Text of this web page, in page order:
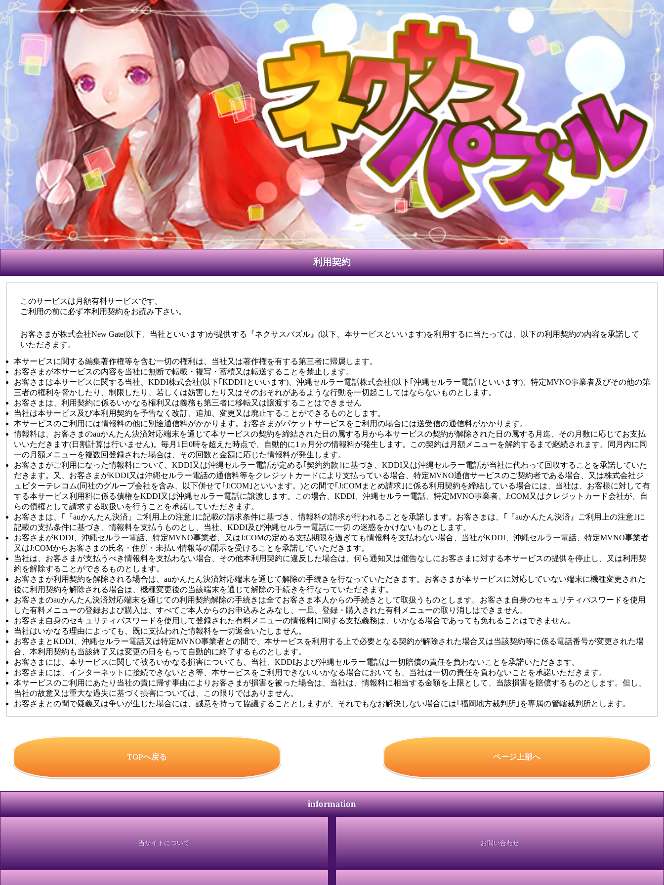
利用契約
このサービスは月額有料サービスです。
ご利用の前に必ず本利用契約をお読み下さい。
お客さまが株式会社New Gate(以下、当社といいます)が提供する『ネクサスパズル』(以下、本サービスといいます)を利用するに当たっては、以下の利用契約の内容を承諾して
いただきます。
本サービスに関する編集著作権等を含む一切の権利は、当社又は著作権を有する第三者に帰属します。
お客さまが本サービスの内容を当社に無断で転載・複写・蓄積又は転送することを禁止します。
お客さまは本サービスに関する当社、KDDI株式会社(以下｢KDDI｣といいます)、沖縄セルラー電話株式会社(以下｢沖縄セルラー電話｣といいます)、特定MVNO事業者及びその他の第
三者の権利を脅かしたり、制限したり、若しくは妨害したり又はそのおそれがあるような行動を一切起こしてはならないものとします。
お客さまは、利用契約に係るいかなる権利又は義務も第三者に移転又は譲渡することはできません
当社は本サービス及び本利用契約を予告なく改訂、追加、変更又は廃止することができるものとします。
本サービスのご利用には情報料の他に別途通信料がかかります。お客さまがパケットサービスをご利用の場合には送受信の通信料がかかります。
情報料は、お客さまのauかんたん決済対応端末を通じて本サービスの契約を締結された日の属する月から本サービスの契約が解除された日の属する月迄、その月数に応じてお支払
いいただきます(日割計算は行いません)。毎月1日0時を超えた時点で、自動的に1ヵ月分の情報料が発生します。この契約は月額メニューを解約するまで継続されます。同月内に同
一の月額メニューを複数回登録された場合は、その回数と金額に応じた情報料が発生します。
お客さまがご利用になった情報料について、KDDI又は沖縄セルラー電話が定める｢契約約款｣に基づき、KDDI又は沖縄セルラー電話が当社に代わって回収することを承諾していた
だきます。又、お客さまがKDDI又は沖縄セルラー電話の通信料等をクレジットカードにより支払っている場合、特定MVNO通信サービスのご契約者である場合、又は株式会社ジ
ュピターテレコム(同社のグループ会社を含み、以下併せて｢J:COM｣といいます。)との間で｢J:COMまとめ請求｣に係る利用契約を締結している場合には、当社は、お客様に対して有
する本サービス利用料に係る債権をKDDI又は沖縄セルラー電話に譲渡します。この場合、KDDI、沖縄セルラー電話、特定MVNO事業者、J:COM又はクレジットカード会社が、自
らの債権として請求する取扱いを行うことを承諾していただきます。
お客さまは、｢『auかんたん決済』ご利用上の注意｣に記載の請求条件に基づき、情報料の請求が行われることを承諾します。お客さまは、｢『auかんたん決済』ご利用上の注意｣に
記載の支払条件に基づき、情報料を支払うものとし、当社、KDDI及び沖縄セルラー電話に一切 の迷惑をかけないものとします。
お客さまがKDDI、沖縄セルラー電話、特定MVNO事業者、又はJ:COMの定める支払期限を過ぎても情報料を支払わない場合、当社がKDDI、沖縄セルラー電話、特定MVNO事業者
又はJ:COMからお客さまの氏名・住所・未払い情報等の開示を受けることを承諾していただきます。
当社は、お客さまが支払うべき情報料を支払わない場合、その他本利用契約に違反した場合は、何ら通知又は催告なしにお客さまに対する本サービスの提供を停止し、又は利用契
約を解除することができるものとします。
お客さまが利用契約を解除される場合は、auかんたん決済対応端末を通じて解除の手続きを行なっていただきます。お客さまが本サービスに対応していない端末に機種変更された
後に利用契約を解除される場合は、機種変更後の当該端末を通じて解除の手続きを行なっていただきます。
お客さまのauかんたん決済対応端末を通じての利用契約解除の手続きは全てお客さま本人からの手続きとして取扱うものとします。お客さま自身のセキュリティパスワードを使用
した有料メニューの登録および購入は、すべてご本人からのお申込みとみなし、一旦、登録・購入された有料メニューの取り消しはできません。
お客さま自身のセキュリティパスワードを使用して登録された有料メニューの情報料に関する支払義務は、いかなる場合であっても免れることはできません。
当社はいかなる理由によっても、既に支払われた情報料を一切返金いたしません。
お客さまとKDDI、沖縄セルラー電話又は特定MVNO事業者との間で、本サービスを利用する上で必要となる契約が解除された場合又は当該契約等に係る電話番号が変更された場
合、本利用契約も当該終了又は変更の日をもって自動的に終了するものとします。
お客さまには、本サービスに関して被るいかなる損害についても、当社、KDDIおよび沖縄セルラー電話は一切賠償の責任を負わないことを承諾いただきます。
お客さまには、インターネットに接続できないとき等、本サービスをご利用できないいかなる場合においても、当社は一切の責任を負わないことを承諾いただきます。
本サービスのご利用にあたり当社の責に帰す事由によりお客さまが損害を被った場合は、当社は、情報料に相当する金額を上限として、当該損害を賠償するものとします。但し、
当社の故意又は重大な過失に基づく損害については、この限りではありません。
お客さまとの間で疑義又は争いが生じた場合には、誠意を持って協議することとしますが、それでもなお解決しない場合には｢福岡地方裁判所｣を専属の管轄裁判所とします。
TOPへ戻る ページ上部へ
information
当サイトについて お問い合わせ